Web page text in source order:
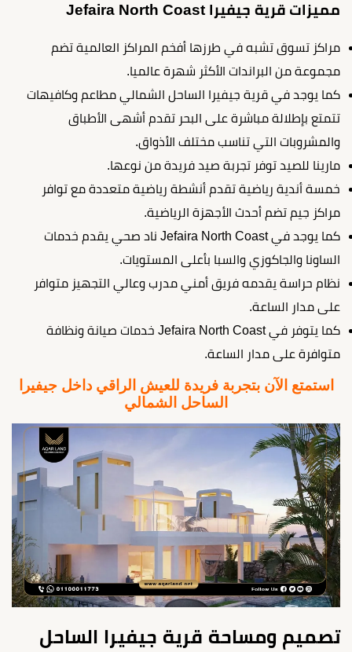
مميزات قرية جيفيرا Jefaira North Coast
مراكز تسوق تشبه في طرزها أفخم المراكز العالمية تضم
مجموعة من البراندات الأكثر شهرة عالميا.
كما يوجد في قرية جيفيرا الساحل الشمالي مطاعم وكافيهات
تتمتع بإطلالة مباشرة على البحر تقدم أشهى الأطباق
والمشروبات التي تناسب مختلف الأذواق.
مارينا للصيد توفر تجربة صيد فريدة من نوعها.
خمسة أندية رياضية تقدم أنشطة رياضية متعددة مع توافر
مراكز جيم تضم أحدث الأجهزة الرياضية.
كما يوجد في Jefaira North Coast ناد صحي يقدم خدمات
الساونا والجاكوزي والسبا بأعلى المستويات.
نظام حراسة يقدمه فريق أمني مدرب وعالي التجهيز متوافر
على مدار الساعة.
كما يتوفر في Jefaira North Coast خدمات صيانة ونظافة
متوافرة على مدار الساعة.
استمتع الآن بتجربة فريدة للعيش الراقي داخل جيفيرا
الساحل الشمالي
تصميم ومساحة قرية جيفيرا الساحل